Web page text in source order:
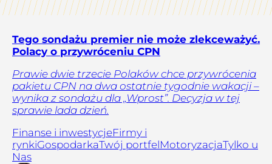
Tego sondażu premier nie może zlekceważyć.
Polacy o przywróceniu CPN
Prawie dwie trzecie Polaków chce przywrócenia
pakietu CPN na dwa ostatnie tygodnie wakacji –
wynika z sondażu dla „Wprost”. Decyzja w tej
sprawie lada dzień.
Finanse i inwestycjeFirmy i
rynkiGospodarkaTwój portfelMotoryzacjaTylko u
Nas